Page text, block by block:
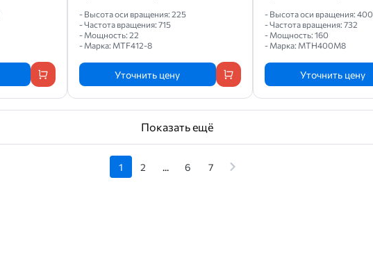
- Высота оси вращения: 225
- Частота вращения: 715
- Мощность: 22
- Марка: MTF412-8
Уточнить цену
- Высота оси вращения: 400
- Частота вращения: 732
- Мощность: 160
- Марка: MTH400M8
Уточнить цену
Показать ещё
1 2 ... 6 7